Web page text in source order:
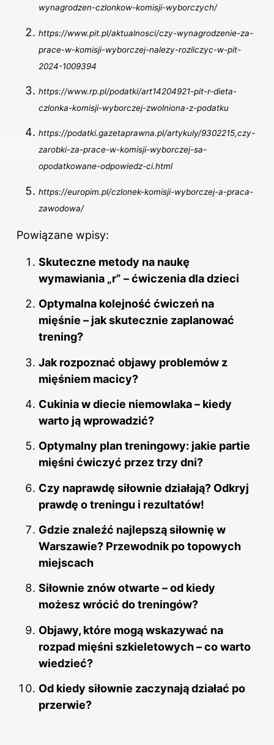
wynagrodzen-czlonkow-komisji-wyborczych/
https://www.pit.pl/aktualnosci/czy-wynagrodzenie-za-
prace-w-komisji-wyborczej-nalezy-rozliczyc-w-pit-
2024-1009394
https://www.rp.pl/podatki/art14204921-pit-r-dieta-
czlonka-komisji-wyborczej-zwolniona-z-podatku
https://podatki.gazetaprawna.pl/artykuly/9302215,czy-
zarobki-za-prace-w-komisji-wyborczej-sa-
opodatkowane-odpowiedz-ci.html
https://europim.pl/czlonek-komisji-wyborczej-a-praca-
zawodowa/
Powiązane wpisy:
Skuteczne metody na naukę
wymawiania „r” – ćwiczenia dla dzieci
Optymalna kolejność ćwiczeń na
mięśnie – jak skutecznie zaplanować
trening?
Jak rozpoznać objawy problemów z
mięśniem macicy?
Cukinia w diecie niemowlaka – kiedy
warto ją wprowadzić?
Optymalny plan treningowy: jakie partie
mięśni ćwiczyć przez trzy dni?
Czy naprawdę siłownie działają? Odkryj
prawdę o treningu i rezultatów!
Gdzie znaleźć najlepszą siłownię w
Warszawie? Przewodnik po topowych
miejscach
Siłownie znów otwarte – od kiedy
możesz wrócić do treningów?
Objawy, które mogą wskazywać na
rozpad mięśni szkieletowych – co warto
wiedzieć?
Od kiedy siłownie zaczynają działać po
przerwie?